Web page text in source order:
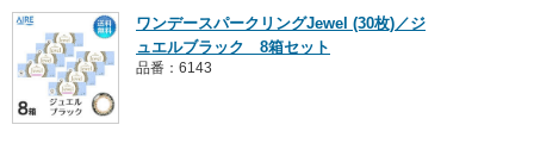
ワンデースパークリングJewel (30枚)／ジ
ュエルブラック 8箱セット
品番：6143